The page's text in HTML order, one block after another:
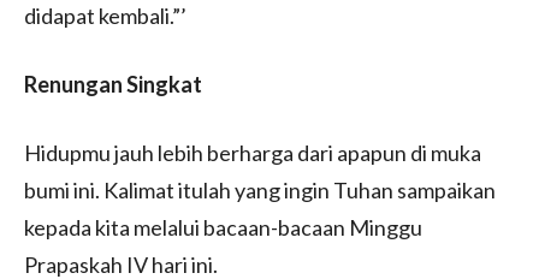
didapat kembali.”’
Renungan Singkat
Hidupmu jauh lebih berharga dari apapun di muka
bumi ini. Kalimat itulah yang ingin Tuhan sampaikan
kepada kita melalui bacaan-bacaan Minggu
Prapaskah IV hari ini.